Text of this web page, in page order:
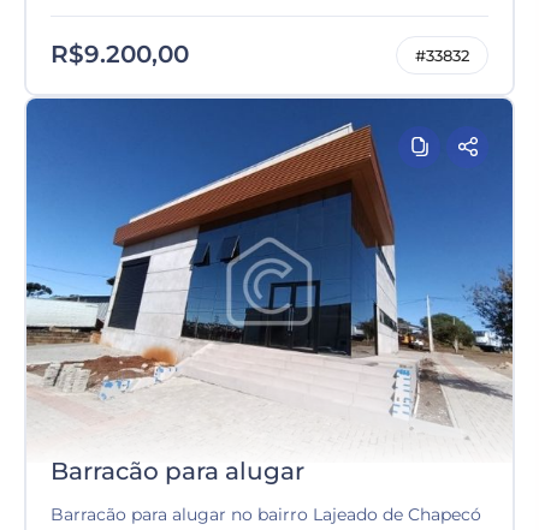
R$9.200,00 #33832
Barracão para alugar
Barracão para alugar no bairro Lajeado de Chapecó